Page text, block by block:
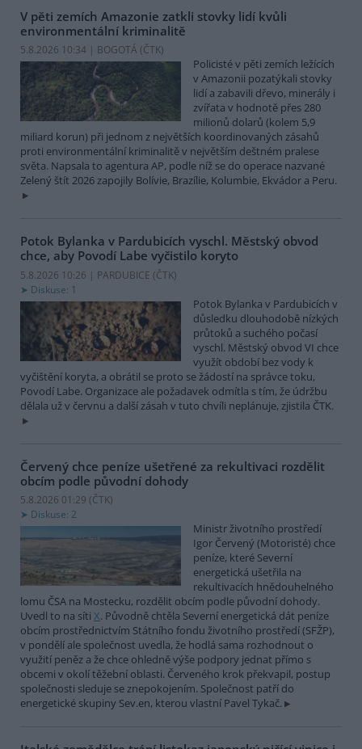
V pěti zemích Amazonie zatkli stovky lidí kvůli
environmentální kriminalitě
5.8.2026 10:34 | BOGOTÁ (ČTK)
Policisté v pěti zemích ležících
v Amazonii pozatýkali stovky
lidí a zabavili dřevo, minerály i
zvířata v hodnotě přes 280
milionů dolarů (kolem 5,9
miliard korun) při jednom z největších koordinovaných zásahů
proti environmentální kriminalitě v největším deštném pralese
světa. Napsala to agentura AP, podle níž se do operace nazvané
Zelený štít 2026 zapojily Bolívie, Brazílie, Kolumbie, Ekvádor a Peru.
Potok Bylanka v Pardubicích vyschl. Městský obvod
chce, aby Povodí Labe vyčistilo koryto
5.8.2026 10:26 | PARDUBICE (ČTK)
Diskuse: 1
Potok Bylanka v Pardubicích v
důsledku dlouhodobě nízkých
průtoků a suchého počasí
vyschl. Městský obvod VI chce
využít období bez vody k
vyčištění koryta, a obrátil se proto se žádostí na správce toku,
Povodí Labe. Organizace ale požadavek odmítla s tím, že údržbu
dělala už v červnu a další zásah v tuto chvíli neplánuje, zjistila ČTK.
Červený chce peníze ušetřené za rekultivaci rozdělit
obcím podle původní dohody
5.8.2026 01:29 (ČTK)
Diskuse: 2
Ministr životního prostředí
Igor Červený (Motoristé) chce
peníze, které Severní
energetická ušetřila na
rekultivacích hnědouhelného
lomu ČSA na Mostecku, rozdělit obcím podle původní dohody.
Uvedl to na síti X. Původně chtěla Severní energetická dát peníze
obcím prostřednictvím Státního fondu životního prostředí (SFŽP),
v pondělí ale společnost uvedla, že hodlá sama rozhodnout o
využití peněz a že chce ohledně výše podpory jednat přímo s
obcemi v okolí těžební oblasti. Červeného krok překvapil, postup
společnosti sleduje se znepokojením. Společnost patří do
energetické skupiny Sev.en, kterou vlastní Pavel Tykač.